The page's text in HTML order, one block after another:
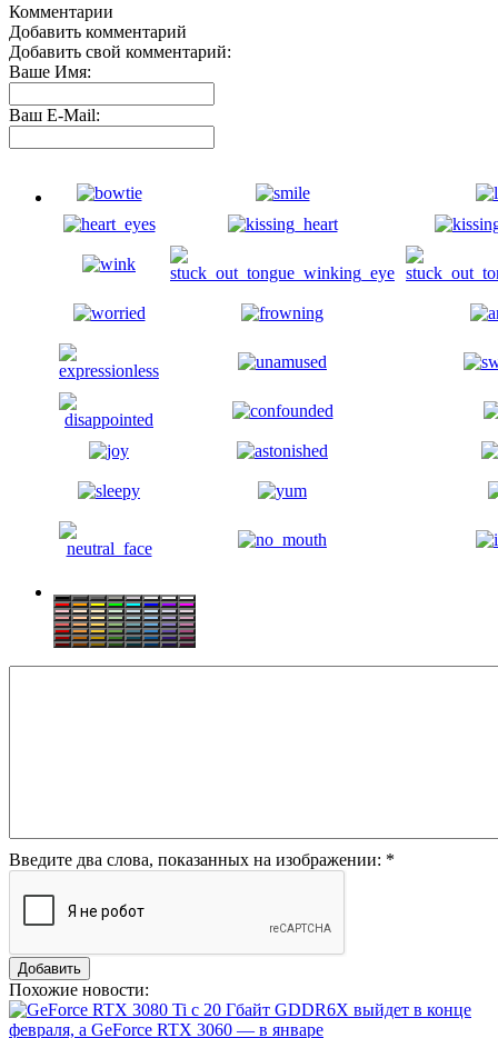
Комментарии
Добавить комментарий
Добавить свой комментарий:
Ваше Имя:
Ваш E-Mail:
Введите два слова, показанных на изображении: *
Похожие новости: